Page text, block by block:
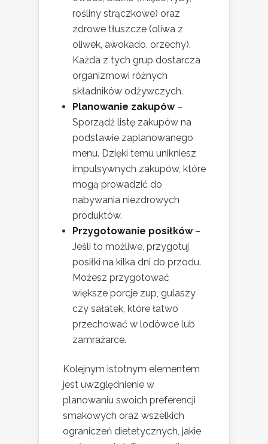
rośliny strączkowe) oraz
zdrowe tłuszcze (oliwa z
oliwek, awokado, orzechy).
Każda z tych grup dostarcza
organizmowi różnych
składników odżywczych.
Planowanie zakupów–
Sporządź listę zakupów na
podstawie zaplanowanego
menu. Dzięki temu unikniesz
impulsywnych zakupów, które
mogą prowadzić do
nabywania niezdrowych
produktów.
Przygotowanie posiłków–
Jeśli to możliwe, przygotuj
posiłki na kilka dni do przodu.
Możesz przygotować
większe porcje zup, gulaszy
czy sałatek, które łatwo
przechować w lodówce lub
zamrażarce.
Kolejnym istotnym elementem
jest uwzględnienie w
planowaniu swoich preferencji
smakowych oraz wszelkich
ograniczeń dietetycznych, jakie